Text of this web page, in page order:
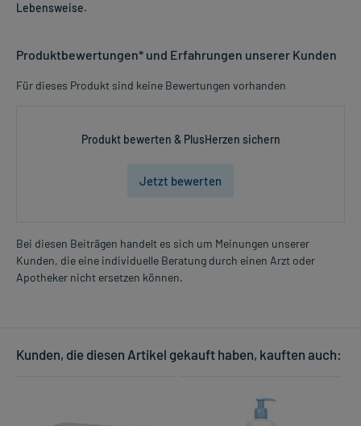
Lebensweise.
Produktbewertungen* und Erfahrungen unserer Kunden
Für dieses Produkt sind keine Bewertungen vorhanden
Produkt bewerten & PlusHerzen sichern
Jetzt bewerten
Bei diesen Beiträgen handelt es sich um Meinungen unserer
Kunden, die eine individuelle Beratung durch einen Arzt oder
Apotheker nicht ersetzen können.
Kunden, die diesen Artikel gekauft haben, kauften auch: